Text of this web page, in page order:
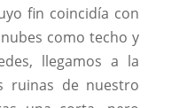
fin coincidía con
como techo y
llegamos a la
ruinas de nuestro